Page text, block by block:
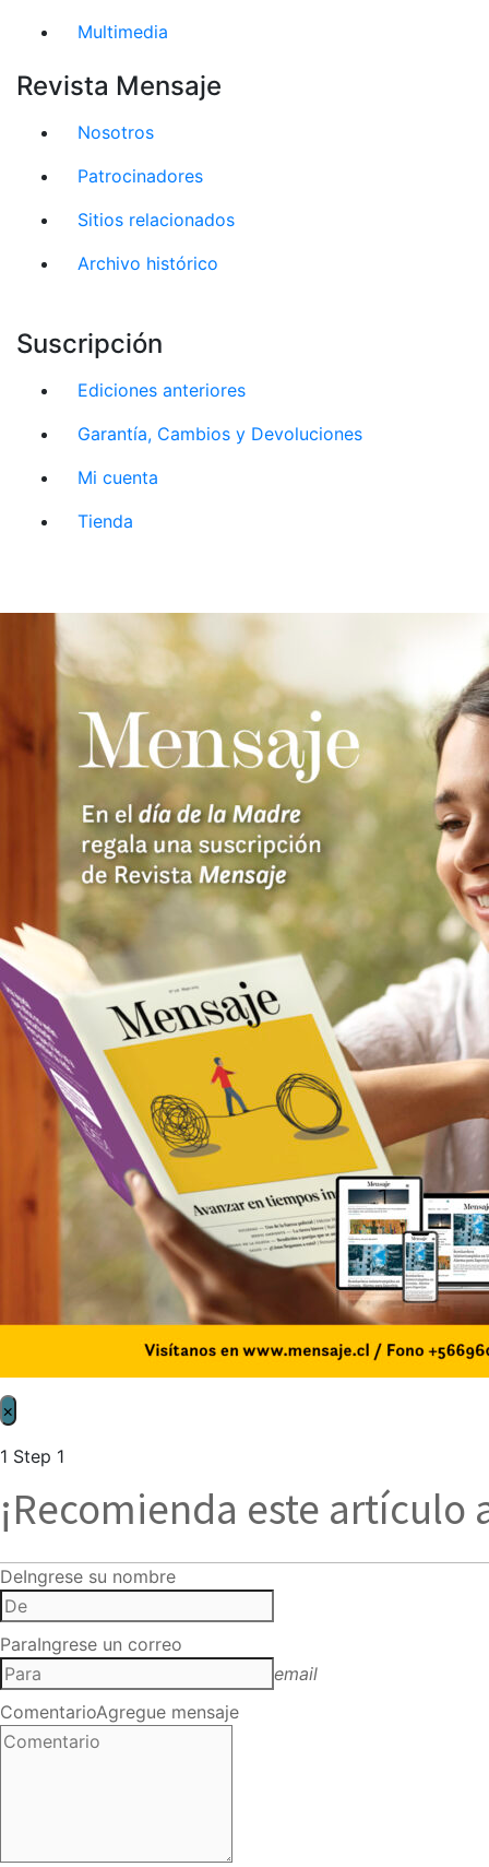
Multimedia
Revista Mensaje
Nosotros
Patrocinadores
Sitios relacionados
Archivo histórico
Suscripción
Ediciones anteriores
Garantía, Cambios y Devoluciones
Mi cuenta
Tienda
×
1 Step 1
¡Recomienda este artículo
DeIngrese su nombre
ParaIngrese un correo
email
ComentarioAgregue mensaje